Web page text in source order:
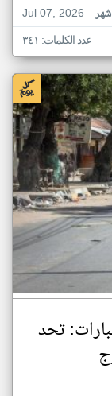
Jul 07, 2026
عدد الكلمات: ٣٤١
تحد